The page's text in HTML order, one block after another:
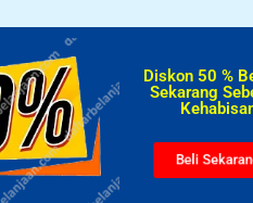
Diskon 50 %
Sekarang
Beli